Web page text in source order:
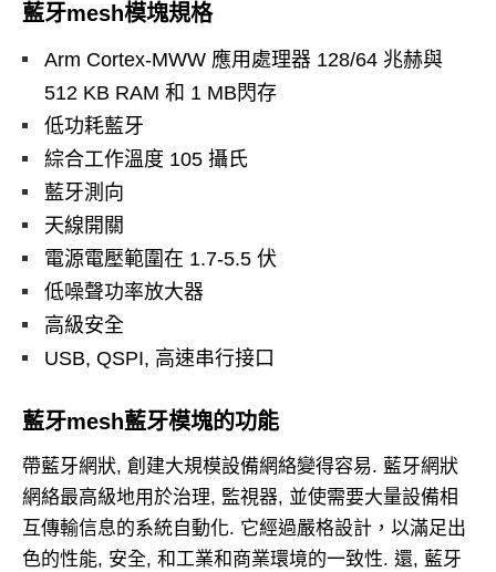
藍牙mesh模塊規格
Arm Cortex-MWW 應用處理器 128/64 兆赫與
512 KB RAM 和 1 MB閃存
低功耗藍牙
綜合工作溫度 105 攝氏
藍牙測向
天線開關
電源電壓範圍在 1.7-5.5 伏
低噪聲功率放大器
高級安全
USB, QSPI, 高速串行接口
藍牙mesh藍牙模塊的功能
帶藍牙網狀, 創建大規模設備網絡變得容易. 藍牙網狀
網絡最高級地用於治理, 監視器, 並使需要大量設備相
互傳輸信息的系統自動化. 它經過嚴格設計，以滿足出
色的性能, 安全, 和工業和商業環境的一致性. 還, 藍牙